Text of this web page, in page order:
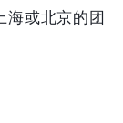
海或北京的团